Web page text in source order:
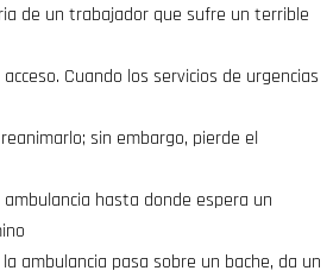
de un trabajador que sufre un terrible
Cuando los servicios de urgencias
sin embargo, pierde el
hasta donde espera un
ambulancia pasa sobre un bache, da un